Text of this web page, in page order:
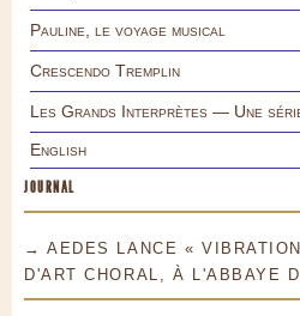
Pauline, le voyage musical
Crescendo Tremplin
Les Grands Interprètes — Une
English
JOURNAL
→ AEDES LANCE «
D'ART CHORAL, À L'ABBAYE